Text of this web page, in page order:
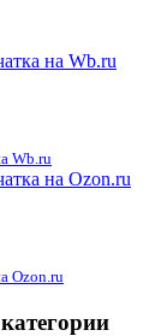
Wb.ru
Ozon.ru